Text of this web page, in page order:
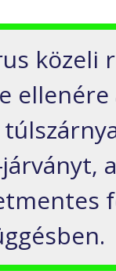
közeli
járványt,